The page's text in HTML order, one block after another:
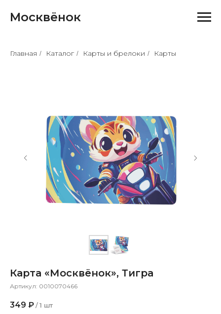
Москвёнок
Главная / Каталог / Карты и брелоки / Карты
Карта «Москвёнок», Тигра
Артикул: 0010070466
349 ₽ / 1 шт